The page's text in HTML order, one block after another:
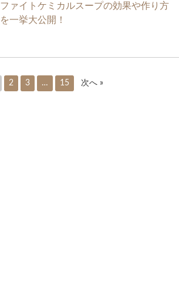
ファイトケミカルスープの効果や作り方
を一挙大公開！
2 3 … 15 次へ »